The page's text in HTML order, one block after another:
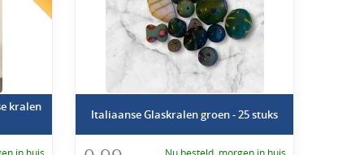
in grote hoeveelheden verkocht worden, kunnen we
keer een grote voorraad kralen!
kralen
in huis.
Italiaanse Glaskralen groen - 25 stuks
Nu besteld, morgen in huis.